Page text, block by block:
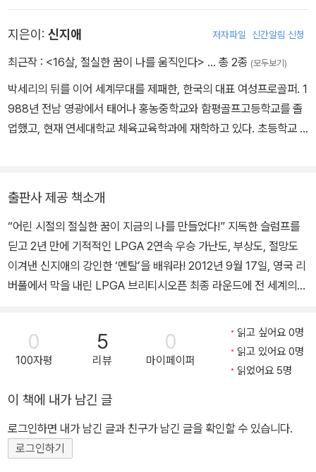
청소년들에게 꿈과 희망을 이야기하는 《청소년을 위한 시크릿》은 지
금까지도 많은 사랑을 받는 스테디셀러로 자리 잡았다. 그 밖에도 《명
언》, 《사랑 두 개의 심장》, 《신라를 뒤흔든 12가지 연애 스캔들》 등
다양한 작품을 발표했다. 충청북도 스토리텔링 자문위원, 국가기록원
스토리텔링 자문위원으로 활동한 바 있으며 현재 한국소설가협회, 한
지은이: 신지애 저자파일 신간알림 신청
최근작 : <16살, 절실한 꿈이 나를 움직인다> … 총 2종 (모두보기)
박세리의 뒤를 이어 세계무대를 제패한, 한국의 대표 여성프로골퍼. 1
988년 전남 영광에서 태어나 홍농중학교와 함평골프고등학교를 졸
업했고, 현재 연세대학교 체육교육학과에 재학하고 있다. 초등학교 5
금왕을 동시에 수상하고, 세계 랭킹 1위에 오르며 한국 골프의 역사를
새로 썼다. 2010년 이후 크고 작은 부상에 시달리며 극심한 슬럼프를
겪기도 했지만, 절망 속에서도 실패에 연연하지 않고 새로운 목표에
집중하는 여유를 배웠다. 그리고 2012년 9월, LPGA 킹스밀 챔피언
십과 브리티시오픈에서 2주 연속 기적적인 우승을 거두며 ‘여제’의
은 것을 베풀어 ‘기부천사’로도 불리는 신지애, 그녀는 지금 꿈을 향해
더 높은 비상을 준비하고 있다.
출판사 제공 책소개
“어린 시절의 절실한 꿈이 지금의 나를 만들었다!” 지독한 슬럼프를
딛고 2년 만에 기적적인 LPGA 2연속 우승 가난도, 부상도, 절망도
이겨낸 신지애의 강인한 ‘멘탈’을 배워라! 2012년 9월 17일, 영국 리
버풀에서 막을 내린 LPGA 브리티시오픈 최종 라운드에 전 세계의
로 우승컵을 거머쥔 스물다섯 살의 ‘골프 여제’ 신지애였다. 악천후 속
에서도 평정심을 잃지 않고 압도적인 성적으로 경쟁자들을 물리친 그
녀를 향해, 국내외 언론은 ‘신지애가 브리티시오픈을 지배하며 화려
월 만에 당당히 우승을 차지하며 자신의 부활을 알린 신지애. 이번 승
리는 오랜 부상과 성적 부진 속에서도 주어진 시간들을 묵묵히 견뎌
내고 얻은 것이었기에, 많은 사람들의 가슴을 울리며 더욱 깊은 인상
을 남겼다. 반복되는 부상과 슬럼프로 대중의 관심에서 멀어져가던
0
100자평
5
리뷰
0
마이페이퍼
읽고 싶어요 0명
읽고 있어요 0명
읽었어요 5명
이 책에 내가 남긴 글
로그인하면 내가 남긴 글과 친구가 남긴 글을 확인할 수 있습니다.
로그인하기